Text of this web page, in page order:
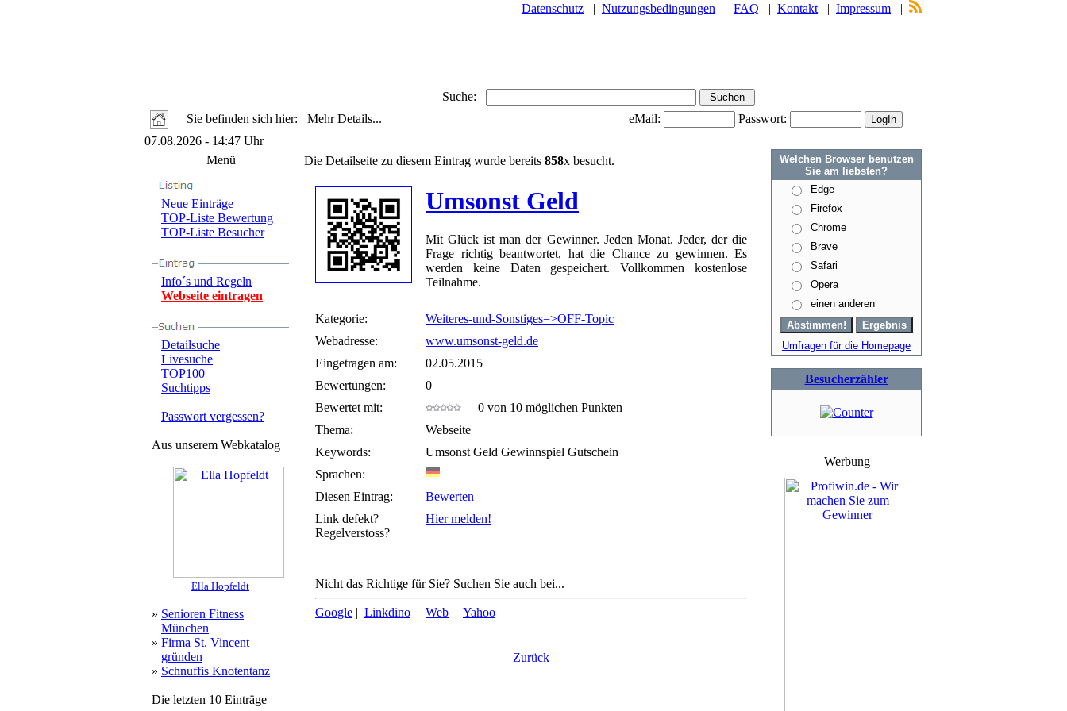
Datenschutz | Nutzungsbedingungen | FAQ | Kontakt | Impressum |
Suche:
Sie befinden sich hier: Mehr Details...
eMail:
Passwort:
07.08.2026 - 14:47 Uhr
Menü
Neue Einträge
TOP-Liste Bewertung
TOP-Liste Besucher
Info´s und Regeln
Webseite eintragen
Detailsuche
Livesuche
TOP100
Suchtipps
Passwort vergessen?
Aus unserem Webkatalog
Ella Hopfeldt
» Senioren Fitness
München
» Firma St. Vincent
gründen
» Schnuffis Knotentanz
Die letzten 10 Einträge
Die Detailseite zu diesem Eintrag wurde bereits 858x besucht.
Umsonst Geld
Mit Glück ist man der Gewinner. Jeden Monat. Jeder, der die
Frage richtig beantwortet, hat die Chance zu gewinnen. Es
werden keine Daten gespeichert. Vollkommen kostenlose
Teilnahme.
Kategorie:
Weiteres-und-Sonstiges=>OFF-Topic
Webadresse:
www.umsonst-geld.de
Eingetragen am:
02.05.2015
Bewertungen:
0
Bewertet mit:
0 von 10 möglichen Punkten
Thema:
Webseite
Keywords:
Umsonst Geld Gewinnspiel Gutschein
Sprachen:
Diesen Eintrag:
Bewerten
Link defekt?
Regelverstoss?
Hier melden!
Nicht das Richtige für Sie? Suchen Sie auch bei...
Google | Linkdino | Web | Yahoo
Zurück
Welchen Browser benutzen
Sie am liebsten?
Edge
Firefox
Chrome
Brave
Safari
Opera
einen anderen
Umfragen für die Homepage
Besucherzähler
Werbung